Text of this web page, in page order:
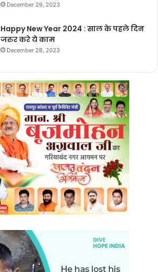
December 29, 2023
Happy New Year 2024 : साल के पहले दिन
जरुर करे ये काम
December 28, 2023